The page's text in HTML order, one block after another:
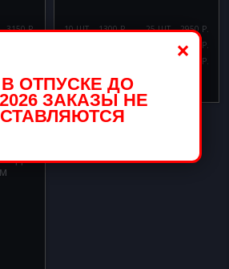
3150 Р.
10 ШТ. - 1300 Р.
25 ШТ. - 2950 Р.
30 ШТ. - 3550 Р.
35 ШТ. - 3950 Р.
50 ШТ. - 5550 Р.
×
ОТПУСКЕ ДО
ЗАКАЗЫ НЕ